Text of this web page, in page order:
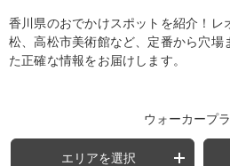
香川県のおでかけスポットを紹介！レ
松、高松市美術館など、定番から穴場
た正確な情報をお届けします。
ウォーカープ
エリアを選択